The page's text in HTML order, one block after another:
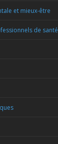
et mieux-être
de santé